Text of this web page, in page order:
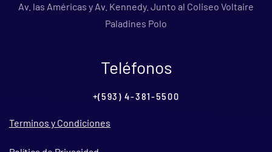
Av. las Américas y Av. Kennedy. Junto al Coliseo Voltaire
Paladines Polo
Teléfonos
+(593) 4-381-5500
Terminos y Condiciones